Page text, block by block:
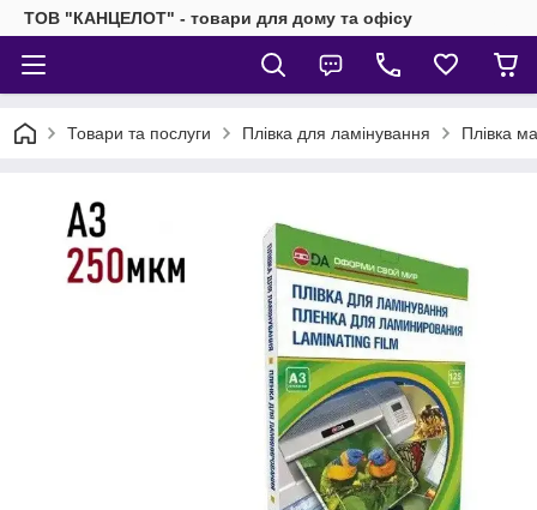
ТОВ "КАНЦЕЛОТ" - товари для дому та офісу
Товари та послуги Плівка для ламінування Плівка